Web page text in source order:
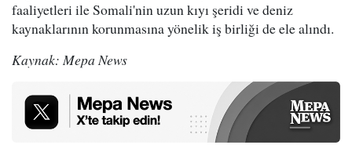
faaliyetleri ile Somali'nin uzun kıyı şeridi ve deniz
kaynaklarının korunmasına yönelik iş birliği de ele alındı.
Kaynak: Mepa News